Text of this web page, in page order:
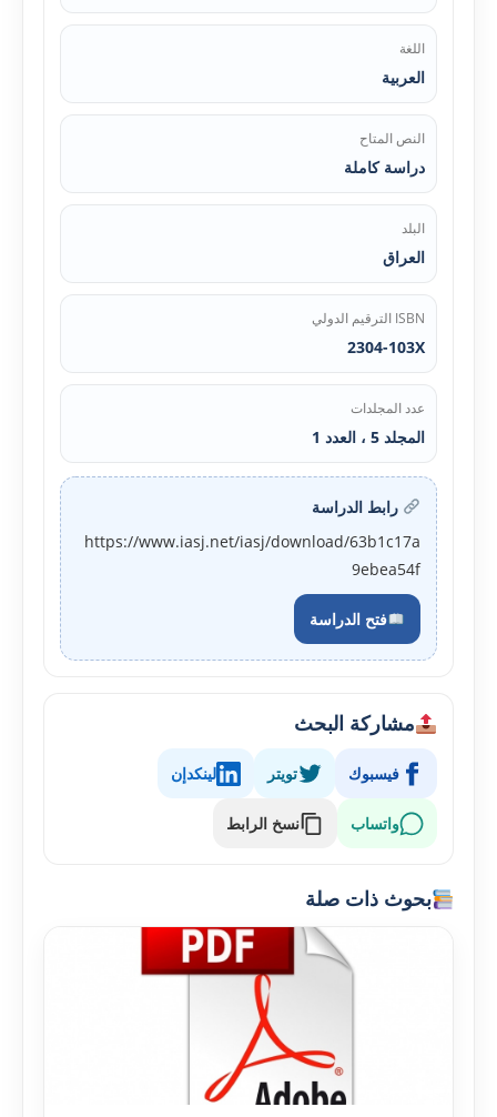
اللغة
العربية
النص المتاح
دراسة كاملة
البلد
العراق
ISBN الترقيم الدولي
2304-103X
عدد المجلدات
المجلد 5 ، العدد 1
رابط الدراسة
https://www.iasj.net/iasj/download/63b1c17a
9ebea54f
فتح الدراسة
مشاركة البحث
فيسبوك تويتر لينكدإن
واتساب نسخ الرابط
بحوث ذات صلة